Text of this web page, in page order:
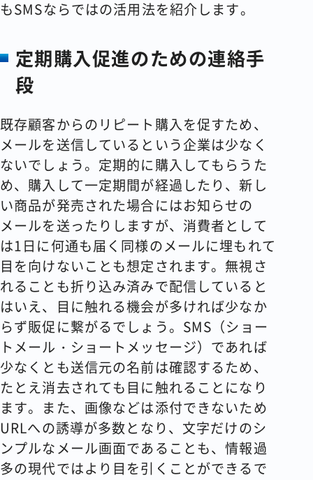
もSMSならではの活用法を紹介します。
定期購入促進のための連絡手
段
既存顧客からのリピート購入を促すため、
メールを送信しているという企業は少なく
ないでしょう。定期的に購入してもらうた
め、購入して一定期間が経過したり、新し
い商品が発売された場合にはお知らせの
メールを送ったりしますが、消費者として
は1日に何通も届く同様のメールに埋もれて
目を向けないことも想定されます。無視さ
れることも折り込み済みで配信していると
はいえ、目に触れる機会が多ければ少なか
らず販促に繋がるでしょう。SMS（ショー
トメール・ショートメッセージ）であれば
少なくとも送信元の名前は確認するため、
たとえ消去されても目に触れることになり
ます。また、画像などは添付できないため
URLへの誘導が多数となり、文字だけのシ
ンプルなメール画面であることも、情報過
多の現代ではより目を引くことができるで